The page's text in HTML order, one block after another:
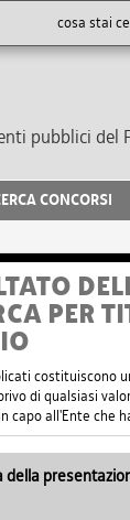
pubblici del
CONCORSI
PER
costituiscono
di qualsiasi
capo all'Ente che
della